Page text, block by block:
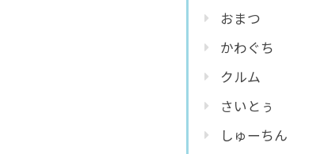
おまつ
かわぐち
クルム
さいとぅ
しゅーちん